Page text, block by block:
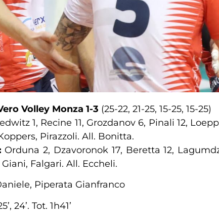
Volley Monza 1-3 (25-22, 21-25, 15-25, 15-25)
1, Recine 11, Grozdanov 6, Pinali 12,
Pirazzoli. All. Bonitta.
Orduna 2, Dzavoronok 17, Beretta 12,
Falgari. All. Eccheli.
Piperata Gianfranco
24’. Tot. 1h41’